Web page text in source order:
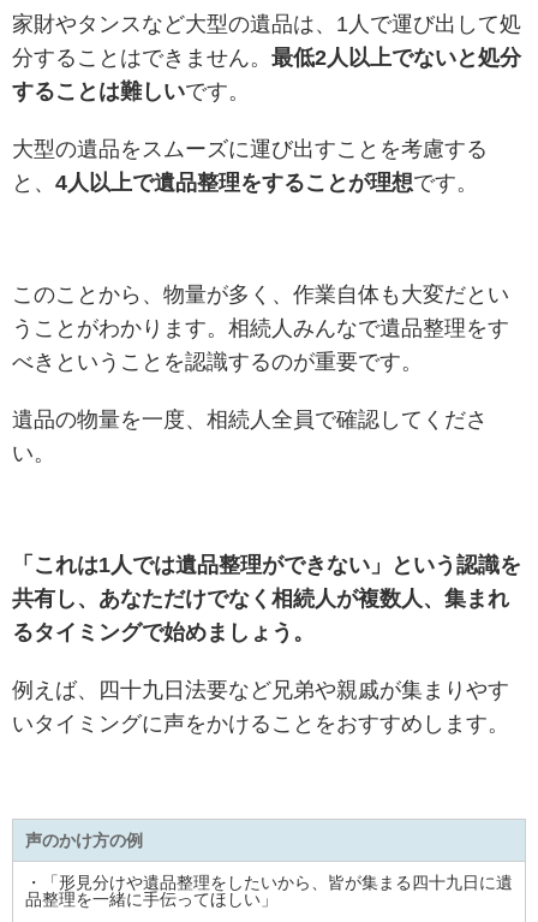
家財やタンスなど大型の遺品は、1人で運び出して処
分することはできません。 最低2人以上でないと処分
することは難しいです。
大型の遺品をスムーズに運び出すことを考慮する
と、 4人以上で遺品整理をすることが理想です。
このことから、物量が多く、作業自体も大変だとい
うことがわかります。相続人みんなで遺品整理をす
べきということを認識するのが重要です。
遺品の物量を一度、相続人全員で確認してくださ
い。
「これは1人では遺品整理ができない」という認識を
共有し、あなただけでなく相続人が複数人、集まれ
るタイミングで始めましょう。
例えば、四十九日法要など兄弟や親戚が集まりやす
いタイミングに声をかけることをおすすめします。
声のかけ方の例
・「形見分けや遺品整理をしたいから、皆が集まる四十九日に遺
品整理を一緒に手伝ってほしい」